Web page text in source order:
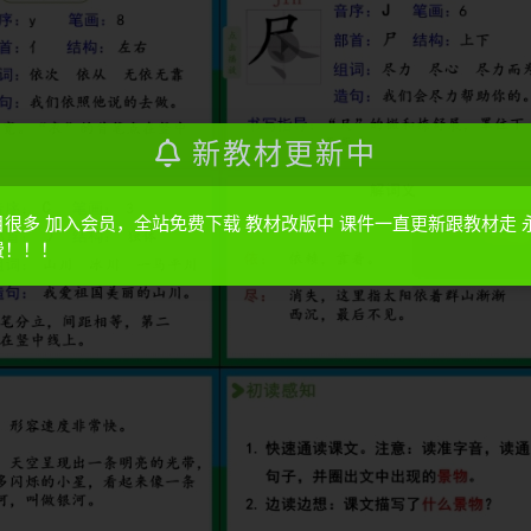
新教材更新中
很多 加入会员，全站免费下载 教材改版中 课件一直更新跟教材走
！！